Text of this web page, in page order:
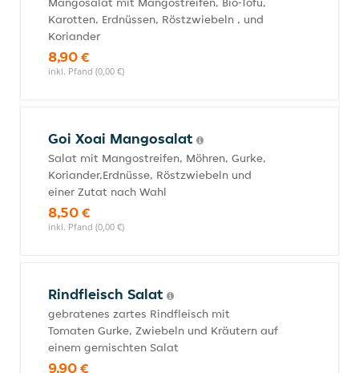
Karotten, Erdnüssen, Röstzwiebeln , und
Koriander
8,90 €
inkl. Pfand (0,00 €)
Goi Xoai Mangosalat
Salat mit Mangostreifen, Möhren, Gurke,
Koriander,Erdnüsse, Röstzwiebeln und
einer Zutat nach Wahl
8,50 €
inkl. Pfand (0,00 €)
Rindfleisch Salat
gebratenes zartes Rindfleisch mit
Tomaten Gurke, Zwiebeln und Kräutern auf
einem gemischten Salat
9,90 €